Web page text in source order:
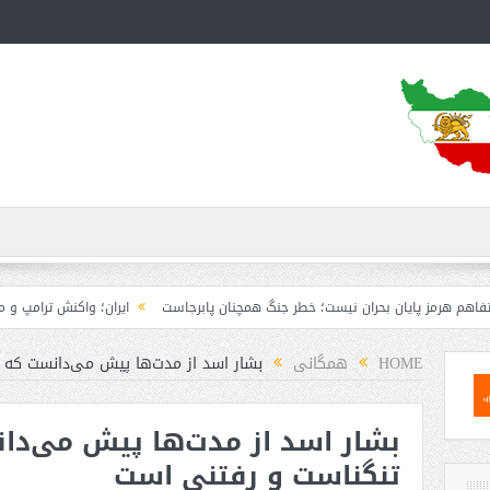
بحران نیست؛ خطر جنگ همچنان پابرجاست
ایران؛ واکنش ترامپ و معاونش به
HOME همگانی بشار اسد از مدت‌ها پیش می‌دانست که
بشار اسد از مدت‌ها پیش
تنگناست و رفتنی است